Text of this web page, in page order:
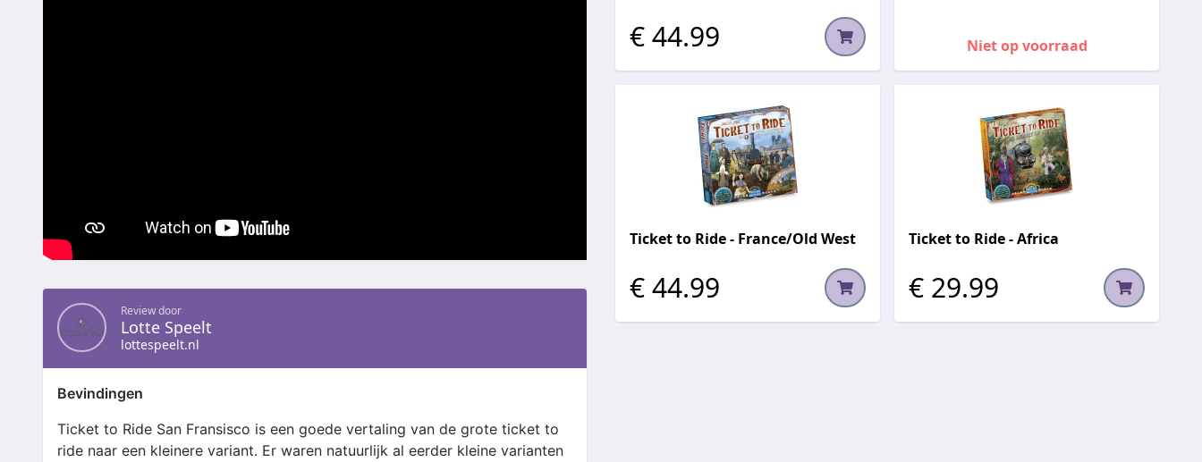
Review door
Lotte Speelt
lottespeelt.nl
Bevindingen
Ticket to Ride San Fransisco is een goede vertaling van de grote ticket to
ride naar een kleinere variant. Er waren natuurlijk al eerder kleine varianten
€ 44.99 Niet op voorraad
Ticket to Ride - France/Old West
€ 44.99
Ticket to Ride - Africa
€ 29.99